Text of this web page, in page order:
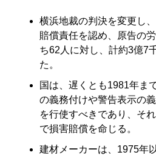
横浜地裁の判決を変更し
賠償責任を認め、原告の
ち62人に対し、計約3億7
た。
国は、遅くとも1981年ま
の義務付けや警告表示の
を行使すべきであり、そ
で損害賠償を命じる。
建材メーカーは、1975年